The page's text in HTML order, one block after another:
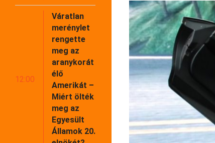
12:00
Váratlan
merénylet
rengette
meg az
aranykorát
élő
Amerikát –
Miért ölték
meg az
Egyesült
Államok 20.